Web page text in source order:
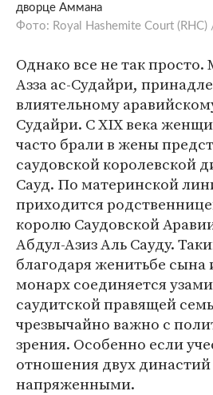
дворце Аммана
Фото: Royal Hashemite Court (RHC)
Однако все не так просто.
Азза ас-Судайри,
влиятельному
Судайри. С XIX века
часто брали в жены
саудовской королевской
Сауд. По материнской
приходится
королю Саудовской
Абдул-Азиз Аль Сауду.
благодаря женитьбе
монарх соединяется
саудитской правящей
чрезвычайно важно с
зрения. Особенно если
отношения двух
напряженными.